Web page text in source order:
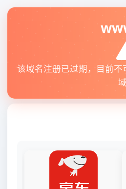
该域名注册已过期，目前